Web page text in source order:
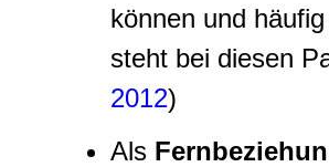
können und
steht bei diesen
2012)
Als